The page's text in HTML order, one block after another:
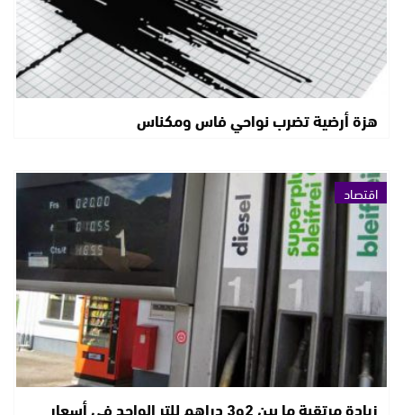
هزة أرضية تضرب نواحي فاس ومكناس
اقتصاد